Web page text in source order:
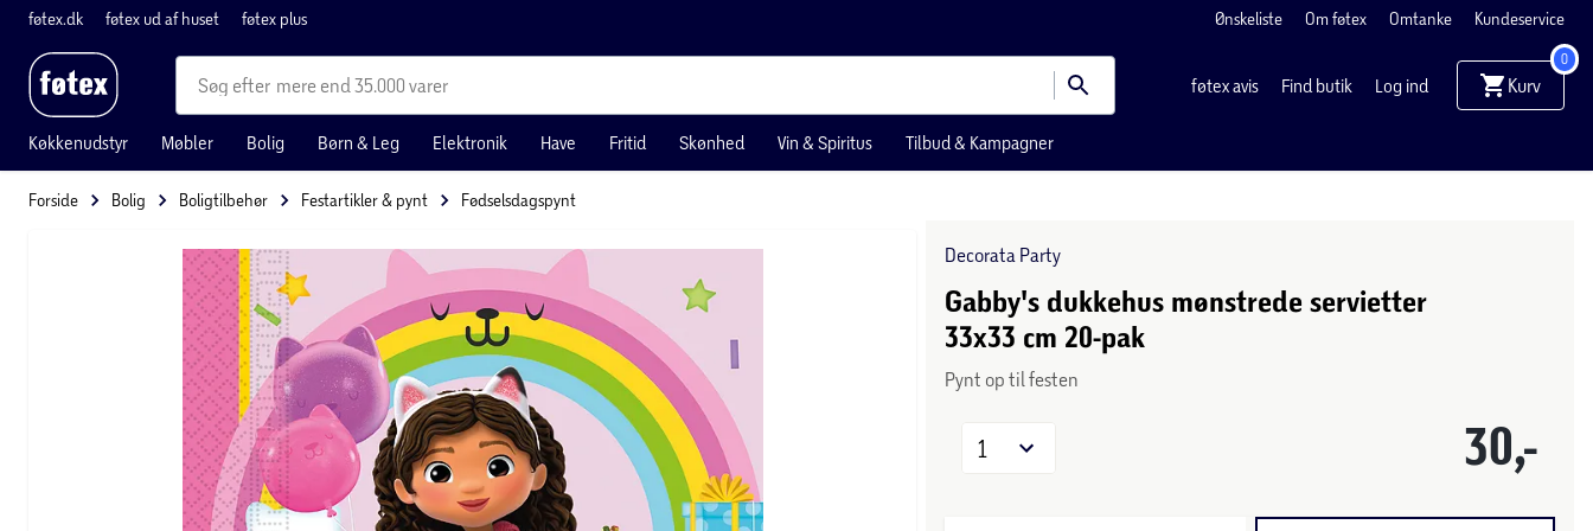
føtex.dk føtex ud af huset føtex plus Ønskeliste Om føtex Omtanke Kundeservice
mere end 35.000 varer føtex avis Find butik Log ind Kurv
0
Køkkenudstyr Møbler Bolig Børn & Leg Elektronik Have Fritid Skønhed Vin & Spiritus Tilbud & Kampagner
Forside Bolig Boligtilbehør Festartikler & pynt Fødselsdagspynt
Decorata Party
Gabby's dukkehus mønstrede servietter
33x33 cm 20-pak
Pynt op til festen
30,-
1